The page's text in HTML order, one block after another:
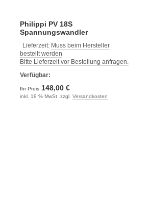
Philippi PV 18S
Spannungswandler
Lieferzeit: Muss beim Hersteller
bestellt werden
Bitte Lieferzeit vor Bestellung anfragen.
Verfügbar:
Ihr Preis 148,00 €
inkl. 19 % MwSt. zzgl. Versandkosten